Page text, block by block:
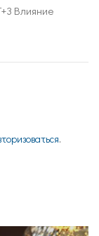
Влияние
.